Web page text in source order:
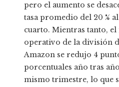
pero el aumento se
tasa promedio del 20 %
cuarto. Mientras tanto, el
operativo de la división
Amazon se redujo 4
porcentuales año tras
mismo trimestre, lo que